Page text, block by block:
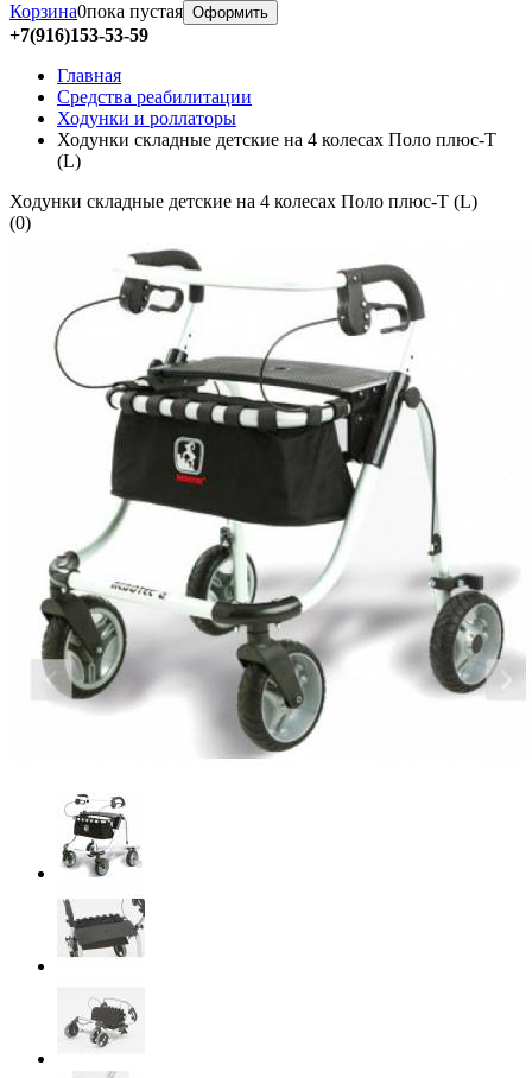
Корзина0пока пустая Оформить
+7(916)153-53-59
Главная
Средства реабилитации
Ходунки и роллаторы
Ходунки складные детские на 4 колесах Поло плюс-Т
(L)
Ходунки складные детские на 4 колесах Поло плюс-Т (L)
(0)